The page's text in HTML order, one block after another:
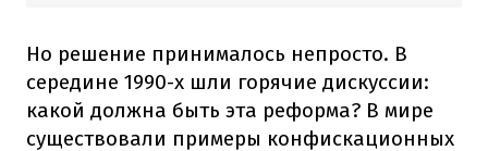
Но решение принималось непросто. В
середине 1990-х шли горячие дискуссии:
какой должна быть эта реформа? В мире
существовали примеры конфискационных